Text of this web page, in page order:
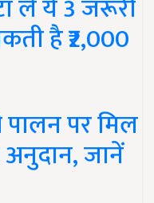
लें ये 3 जरूरी
है ₹2,000
पर मिल
अनुदान, जानें